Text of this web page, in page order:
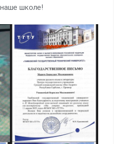
наше школе!